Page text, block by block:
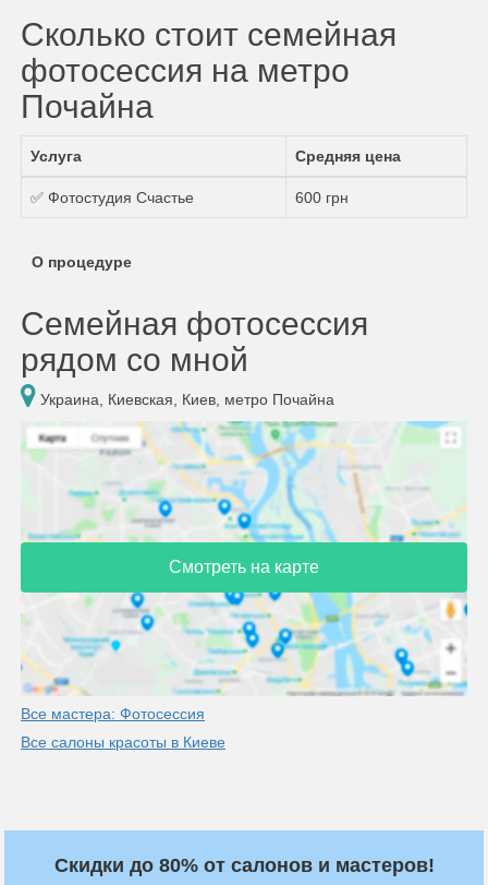
Сколько стоит семейная
фотосессия на метро
Почайна
Услуга Средняя цена
✅ Фотостудия Счастье 600 грн
О процедуре
Семейная фотосессия
рядом со мной
Украина, Киевская, Киев, метро Почайна
Смотреть на карте
Все мастера: Фотосессия
Все салоны красоты в Киеве
Скидки до 80% от салонов и мастеров!